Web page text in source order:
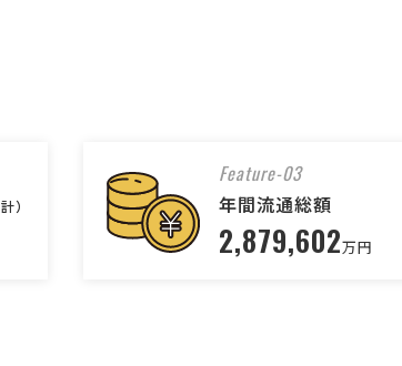
）
Feature-03
年間流通総額
2,879,602万円